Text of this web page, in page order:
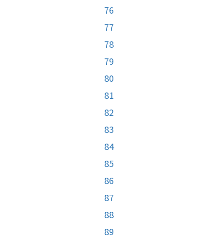
76
77
78
79
80
81
82
83
84
85
86
87
88
89